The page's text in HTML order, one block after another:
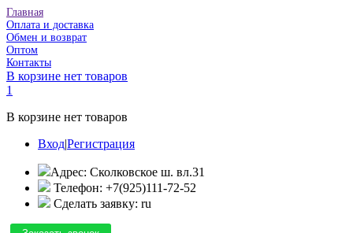
Главная
Оплата и доставка
Обмен и возврат
Оптом
Контакты
В корзине нет товаров
1
В корзине нет товаров
Вход|Регистрация
Адрес: Сколковское ш. вл.31
Телефон: +7(925)111-72-52
Сделать заявку: ru